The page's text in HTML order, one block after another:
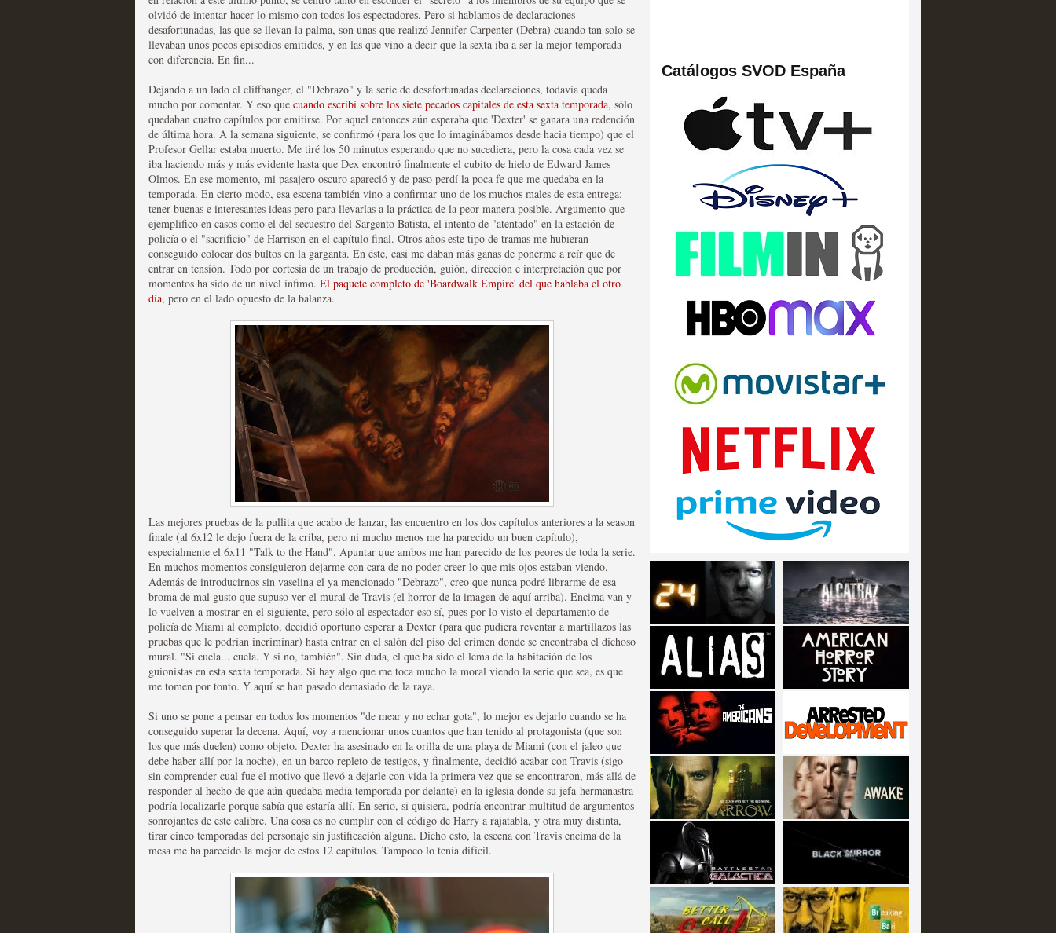
Fin de ciclo para las series de viajes en el tiempo
MOLTISANTI
Recomendación de la semana
Taboo es otra miniserie británica que no es
miniserie
Recomendación de la semana
Las temporadas de pilotos de Amazon
Recomendación de la semana
Galería con los Mejores Personajes de Series de
Televisión
Recomendación de la semana
Las productoras de las estrellas de cine y
televisión
Recomendación de la semana
olvidó de intentar hacer lo mismo con todos los espectadores. Pero si hablamos de declaraciones
desafortunadas, las que se llevan la palma, son unas que realizó Jennifer Carpenter (Debra) cuando tan solo se
llevaban unos pocos episodios emitidos, y en las que vino a decir que la sexta iba a ser la mejor temporada
con diferencia. En fin...
Dejando a un lado el cliffhanger, el "Debrazo" y la serie de desafortunadas declaraciones, todavía queda
mucho por comentar. Y eso que cuando escribí sobre los siete pecados capitales de esta sexta temporada, sólo
quedaban cuatro capítulos por emitirse. Por aquel entonces aún esperaba que 'Dexter' se ganara una redención
de última hora. A la semana siguiente, se confirmó (para los que lo imaginábamos desde hacia tiempo) que el
Profesor Gellar estaba muerto. Me tiré los 50 minutos esperando que no sucediera, pero la cosa cada vez se
iba haciendo más y más evidente hasta que Dex encontró finalmente el cubito de hielo de Edward James
Olmos. En ese momento, mi pasajero oscuro apareció y de paso perdí la poca fe que me quedaba en la
temporada. En cierto modo, esa escena también vino a confirmar uno de los muchos males de esta entrega:
tener buenas e interesantes ideas pero para llevarlas a la práctica de la peor manera posible. Argumento que
ejemplifico en casos como el del secuestro del Sargento Batista, el intento de "atentado" en la estación de
policía o el "sacrificio" de Harrison en el capítulo final. Otros años este tipo de tramas me hubieran
conseguido colocar dos bultos en la garganta. En éste, casi me daban más ganas de ponerme a reír que de
entrar en tensión. Todo por cortesía de un trabajo de producción, guión, dirección e interpretación que por
momentos ha sido de un nivel ínfimo. El paquete completo de 'Boardwalk Empire' del que hablaba el otro
día, pero en el lado opuesto de la balanza.
Las mejores pruebas de la pullita que acabo de lanzar, las encuentro en los dos capítulos anteriores a la season
finale (al 6x12 le dejo fuera de la criba, pero ni mucho menos me ha parecido un buen capítulo),
especialmente el 6x11 "Talk to the Hand". Apuntar que ambos me han parecido de los peores de toda la serie.
En muchos momentos consiguieron dejarme con cara de no poder creer lo que mis ojos estaban viendo.
Además de introducirnos sin vaselina el ya mencionado "Debrazo", creo que nunca podré librarme de esa
broma de mal gusto que supuso ver el mural de Travis (el horror de la imagen de aquí arriba). Encima van y
lo vuelven a mostrar en el siguiente, pero sólo al espectador eso sí, pues por lo visto el departamento de
policía de Miami al completo, decidió oportuno esperar a Dexter (para que pudiera reventar a martillazos las
pruebas que le podrían incriminar) hasta entrar en el salón del piso del crimen donde se encontraba el dichoso
mural. "Si cuela... cuela. Y si no, también". Sin duda, el que ha sido el lema de la habitación de los
guionistas en esta sexta temporada. Si hay algo que me toca mucho la moral viendo la serie que sea, es que
me tomen por tonto. Y aquí se han pasado demasiado de la raya.
Si uno se pone a pensar en todos los momentos "de mear y no echar gota", lo mejor es dejarlo cuando se ha
conseguido superar la decena. Aquí, voy a mencionar unos cuantos que han tenido al protagonista (que son
los que más duelen) como objeto. Dexter ha asesinado en la orilla de una playa de Miami (con el jaleo que
debe haber allí por la noche), en un barco repleto de testigos, y finalmente, decidió acabar con Travis (sigo
sin comprender cual fue el motivo que llevó a dejarle con vida la primera vez que se encontraron, más allá de
responder al hecho de que aún quedaba media temporada por delante) en la iglesia donde su jefa-hermanastra
podría localizarle porque sabía que estaría allí. En serio, si quisiera, podría encontrar multitud de argumentos
sonrojantes de este calibre. Una cosa es no cumplir con el código de Harry a rajatabla, y otra muy distinta,
tirar cinco temporadas del personaje sin justificación alguna. Dicho esto, la escena con Travis encima de la
mesa me ha parecido la mejor de estos 12 capítulos. Tampoco lo tenía difícil.
Catálogos SVOD España